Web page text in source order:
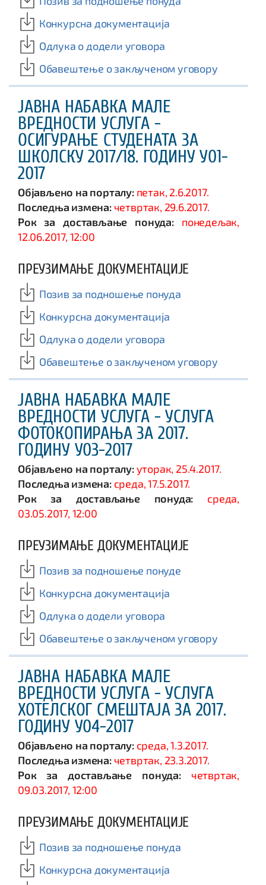
Конкурсна документација
Одлука о додели уговора
Обавештење о закљученом уговору
ЈАВНА НАБАВКА МАЛЕ
ВРЕДНОСТИ УСЛУГА -
ОСИГУРАЊЕ СТУДЕНАТА ЗА
ШКОЛСКУ 2017/18. ГОДИНУ У01-
2017
Објављено на порталу: петак, 2.6.2017.
Последња измена: четвртак, 29.6.2017.
Рок за достављање понуда:
понедељак,
12.06.2017, 12:00
ПРЕУЗИМАЊЕ ДОКУМЕНТАЦИЈЕ
Позив за подношење понуда
Конкурсна документација
Одлука о додели уговора
Обавештење о закљученом уговору
ЈАВНА НАБАВКА МАЛЕ
ВРЕДНОСТИ УСЛУГА - УСЛУГА
ФОТОКОПИРАЊА ЗА 2017.
ГОДИНУ У03-2017
Објављено на порталу:уторак, 25.4.2017.
Последња измена: среда, 17.5.2017.
Рок за достављање понуда:
среда,
03.05.2017, 12:00
ПРЕУЗИМАЊЕ ДОКУМЕНТАЦИЈЕ
Позив за подношење понуде
Конкурсна документација
Одлука о додели уговора
Обавештење о закљученом уговору
ЈАВНА НАБАВКА МАЛЕ
ВРЕДНОСТИ УСЛУГА - УСЛУГА
ХОТЕЛСКОГ СМЕШТАЈА ЗА 2017.
ГОДИНУ У04-2017
Објављено на порталу: среда, 1.3.2017.
Последња измена: четвртак, 23.3.2017.
Рок за достављање понуда:
четвртак,
09.03.2017, 12:00
ПРЕУЗИМАЊЕ ДОКУМЕНТАЦИЈЕ
Позив за подношење понуда
Конкурсна документација